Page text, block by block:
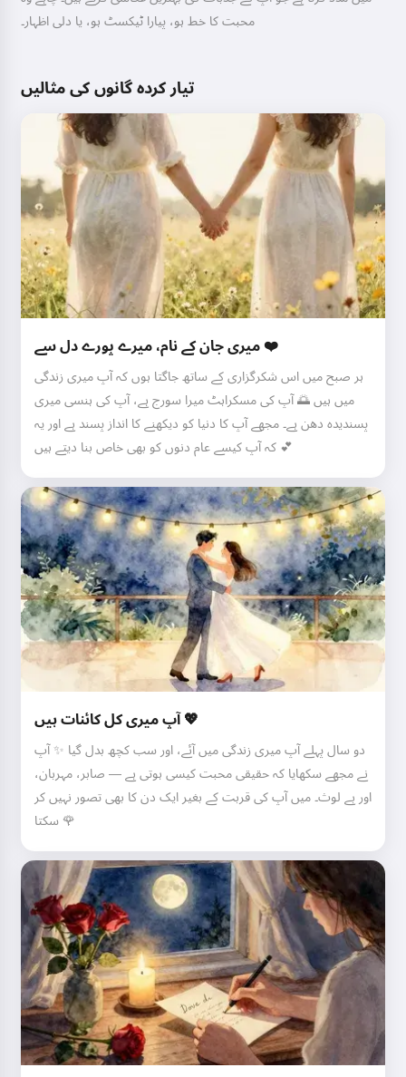
محبت کا خط ہو، پیارا ٹیکسٹ ہو، یا دلی اظہار۔
تیار کردہ گانوں کی مثالیں
میری جان کے نام، میرے پورے دل سے ❤️
ہر صبح میں اس شکرگزاری کے ساتھ جاگتا ہوں کہ آپ میری زندگی
میں ہیں 🌅 آپ کی مسکراہٹ میرا سورج ہے، آپ کی ہنسی میری
پسندیدہ دھن ہے۔ مجھے آپ کا دنیا کو دیکھنے کا انداز پسند ہے اور یہ
کہ آپ کیسے عام دنوں کو بھی خاص بنا دیتے ہیں 💕
آپ میری کل کائنات ہیں 💖
دو سال پہلے آپ میری زندگی میں آئے، اور سب کچھ بدل گیا ✨ آپ
نے مجھے سکھایا کہ حقیقی محبت کیسی ہوتی ہے — صابر، مہربان،
اور بے لوث۔ میں آپ کی قربت کے بغیر ایک دن کا بھی تصور نہیں کر
سکتا 🌹